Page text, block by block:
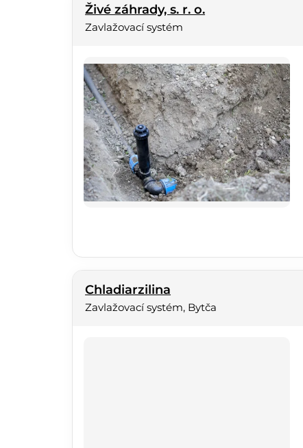
Živé záhrady, s. r. o.
Zavlažovací systém
Chladiarzilina
Zavlažovací systém, Bytča